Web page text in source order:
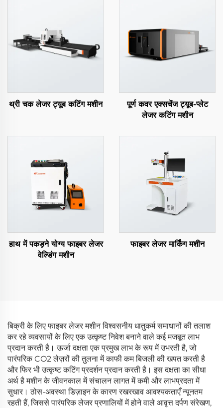
थ्री चक लेजर ट्यूब कटिंग मशीन
पूर्ण कवर एक्सचेंज ट्यूब-प्लेट
लेजर कटिंग मशीन
हाथ में पकड़ने योग्य फाइबर लेजर
वेल्डिंग मशीन
फाइबर लेजर मार्किंग मशीन
बिक्री के लिए फाइबर लेजर मशीन विश्वसनीय धातुकर्म समाधानों की तलाश
कर रहे व्यवसायों के लिए एक उत्कृष्ट निवेश बनाने वाले कई मजबूत लाभ
प्रदान करती है। ऊर्जा दक्षता एक प्रमुख लाभ के रूप में उभरती है, जो
पारंपरिक CO2 लेज़रों की तुलना में काफी कम बिजली की खपत करती है
और फिर भी उत्कृष्ट कटिंग प्रदर्शन प्रदान करती है। इस दक्षता का सीधा
अर्थ है मशीन के जीवनकाल में संचालन लागत में कमी और लाभप्रदता में
सुधार। ठोस-अवस्था डिज़ाइन के कारण रखरखाव आवश्यकताएँ न्यूनतम
रहती हैं, जिससे पारंपरिक लेजर प्रणालियों में होने वाले आवृत्त दर्पण संरेखण,